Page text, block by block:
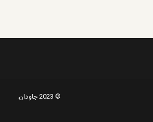
© 2023 جاودان.